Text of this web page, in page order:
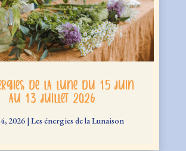
de la lune du 15 juin
au 13 juillet 2026
2026 |Les énergies de la Lunaison